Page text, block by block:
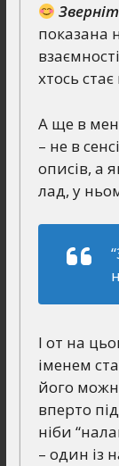
показана
хтось
А ще в
– не в
описів, а
лад, у
І от на
іменем
його
вперто
ніби
– один із